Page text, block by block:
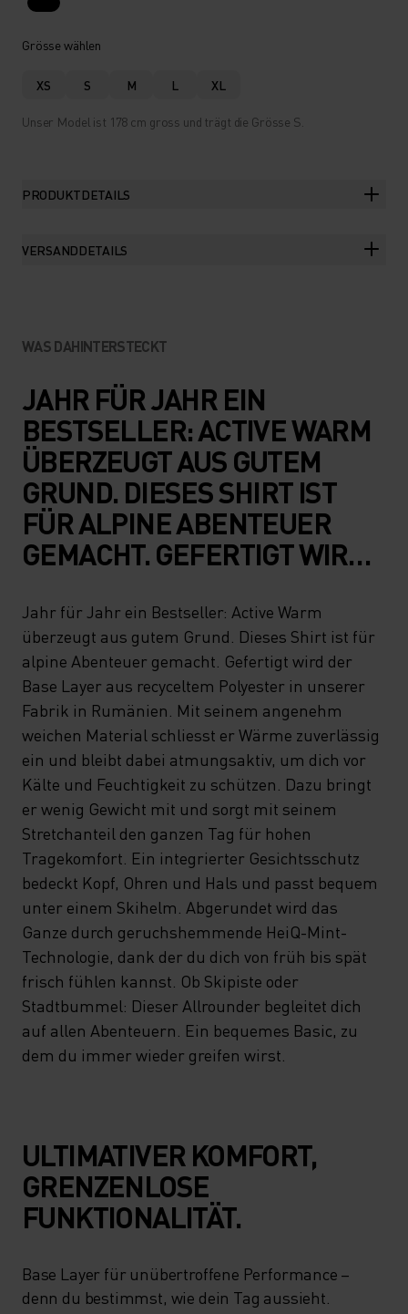
Grösse wählen
XS S M L XL
Unser Model ist 178 cm gross und trägt die Grösse S.
PRODUKTDETAILS
VERSANDDETAILS
WAS DAHINTERSTECKT
JAHR FÜR JAHR EIN
BESTSELLER: ACTIVE WARM
ÜBERZEUGT AUS GUTEM
GRUND. DIESES SHIRT IST
FÜR ALPINE ABENTEUER
GEMACHT. GEFERTIGT WIRD
RECYCELTEM POLYESTER IN
UNSERER FABRIK IN
RUMÄNIEN. MIT SEINEM
ANGENEHM WEICHEN
MATERIAL SCHLIESST ER
WÄRME ZUVERLÄSSIG EIN
UND BLEIBT DABEI
ATMUNGSAKTIV, UM DICH
VOR KÄLTE UND
FEUCHTIGKEIT ZU SCHÜTZEN.
DAZU BRINGT ER WENIG
GEWICHT MIT UND SORGT MIT
SEINEM STRETCHANTEIL
DEN GANZEN TAG FÜR
HOHEN TRAGEKOMFORT. EIN
KOPF, OHREN UND HALS UND
PASST BEQUEM UNTER
EINEM SKIHELM.
ABGERUNDET WIRD DAS
GANZE DURCH
GERUCHSHEMMENDE HEIQ-
Jahr für Jahr ein Bestseller: Active Warm
überzeugt aus gutem Grund. Dieses Shirt ist für
alpine Abenteuer gemacht. Gefertigt wird der
Base Layer aus recyceltem Polyester in unserer
Fabrik in Rumänien. Mit seinem angenehm
weichen Material schliesst er Wärme zuverlässig
ein und bleibt dabei atmungsaktiv, um dich vor
Kälte und Feuchtigkeit zu schützen. Dazu bringt
er wenig Gewicht mit und sorgt mit seinem
Stretchanteil den ganzen Tag für hohen
Tragekomfort. Ein integrierter Gesichtsschutz
bedeckt Kopf, Ohren und Hals und passt bequem
unter einem Skihelm. Abgerundet wird das
Ganze durch geruchshemmende HeiQ-Mint-
Technologie, dank der du dich von früh bis spät
frisch fühlen kannst. Ob Skipiste oder
Stadtbummel: Dieser Allrounder begleitet dich
auf allen Abenteuern. Ein bequemes Basic, zu
dem du immer wieder greifen wirst.
ULTIMATIVER KOMFORT,
GRENZENLOSE
FUNKTIONALITÄT.
Base Layer für unübertroffene Performance –
denn du bestimmst, wie dein Tag aussieht.